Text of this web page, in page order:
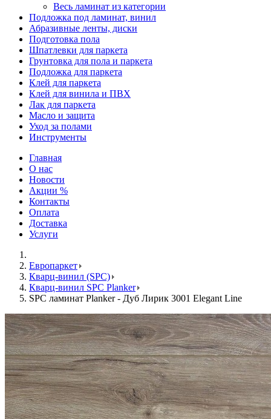
Весь ламинат из категории
Подложка под ламинат, винил
Абразивные ленты, диски
Подготовка пола
Шпатлевки для паркета
Грунтовка для пола и паркета
Подложка для паркета
Клей для паркета
Клей для винила и ПВХ
Лак для паркета
Масло и защита
Уход за полами
Инструменты
Главная
О нас
Новости
Акции %
Контакты
Оплата
Доставка
Услуги
Европаркет
Кварц-винил (SPC)
Кварц-винил SPC Planker
SPC ламинат Planker - Дуб Лирик 3001 Elegant Line